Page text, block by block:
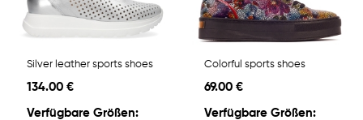
Silver leather sports shoes
134.00 €
Verfügbare Größen:
Colorful sports shoes
69.00 €
Verfügbare Größen: